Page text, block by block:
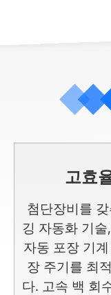
고효
첨단장비를 갖
깅 자동화기술
자동 포장 기계
장 주기를 최
다. 고속 백 회